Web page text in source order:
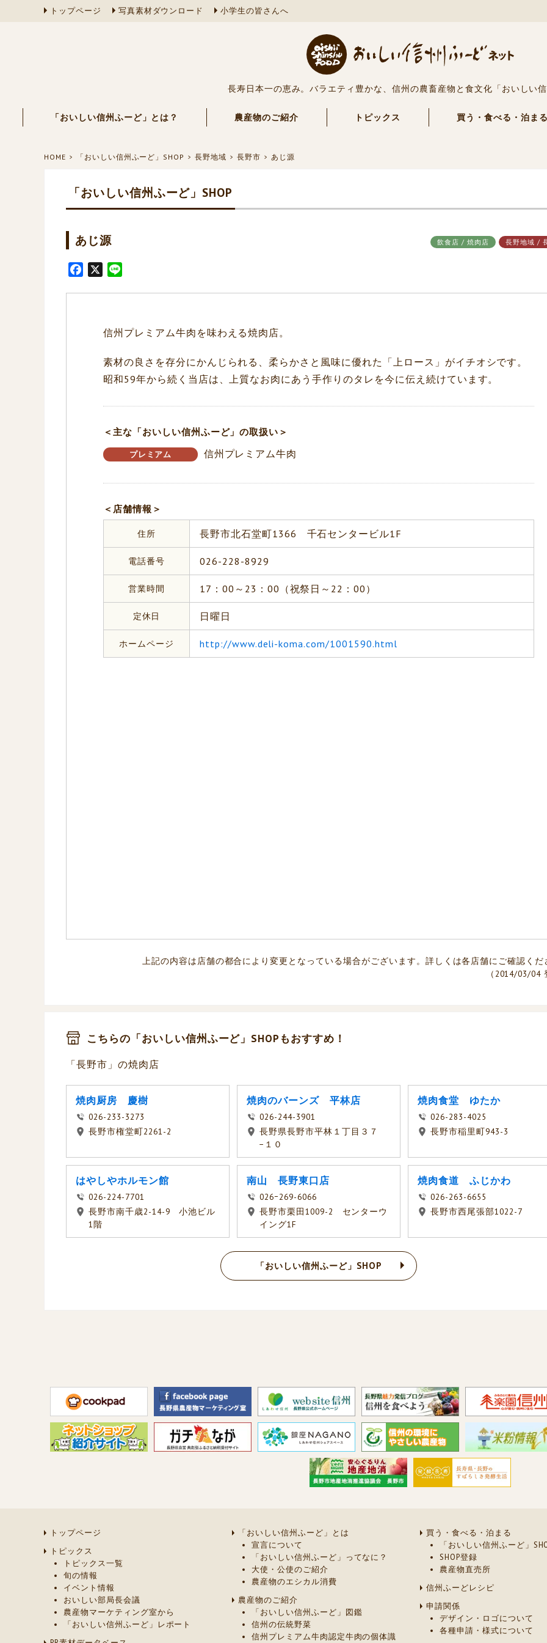
トップページ 写真素材ダウンロード 小学生の皆さんへ
長寿日本一の恵み。バラエティ豊かな、信州の農畜産物と食文化「おいしい信
「おいしい信州ふーど」とは？ 農産物のご紹介 トピックス 買う・食べる・泊まる
HOME 「おいしい信州ふーど」SHOP 長野地域 長野市 あじ源
「おいしい信州ふーど」SHOP
あじ源 飲食店 / 焼肉店 長野地域 /
信州プレミアム牛肉を味わえる焼肉店。
素材の良さを存分にかんじられる、柔らかさと風味に優れた「上ロース」がイチオシです。
昭和59年から続く当店は、上質なお肉にあう手作りのタレを今に伝え続けています。
＜主な「おいしい信州ふーど」の取扱い＞
プレミアム 信州プレミアム牛肉
＜店舗情報＞
住所 長野市北石堂町1366 千石センタービル1F
電話番号 026-228-8929
営業時間 17：00～23：00（祝祭日～22：00）
定休日 日曜日
ホームページ http://www.deli-koma.com/1001590.html
上記の内容は店舗の都合により変更となっている場合がございます。詳しくは各店舗にご確認くだ
（2014/03/04
こちらの「おいしい信州ふーど」SHOPもおすすめ！
「長野市」の焼肉店
焼肉厨房 慶樹
026-233-3273
長野市権堂町2261-2
焼肉のバーンズ 平林店
026-244-3901
長野県長野市平林１丁目３７
−１０
焼肉食堂 ゆたか
026-283-4025
長野市稲里町943-3
はやしやホルモン館
026-224-7701
長野市南千歳2-14-9 小池ビル
1階
南山 長野東口店
026ｰ269-6066
長野市栗田1009-2 センターウ
イング1F
焼肉食道 ふじかわ
026-263-6655
長野市西尾張部1022-7
「おいしい信州ふーど」SHOP
トップページ
トピックス
トピックス一覧
旬の情報
イベント情報
おいしい部局長会議
農産物マーケティング室から
「おいしい信州ふーど」レポート
「おいしい信州ふーど」とは
宣言について
「おいしい信州ふーど」ってなに？
大使・公使のご紹介
農産物のエシカル消費
農産物のご紹介
「おいしい信州ふーど」図鑑
信州の伝統野菜
信州プレミアム牛肉認定牛肉の個体識
買う・食べる・泊まる
「おいしい信州ふーど」
SHOP登録
農産物直売所
信州ふーどレシピ
申請関係
デザイン・ロゴについて
各種申請・様式について